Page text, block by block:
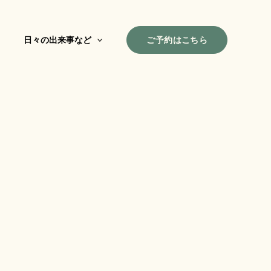
日々の出来事など ご予約はこちら